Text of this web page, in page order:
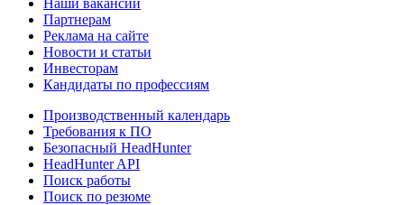
Партнерам
Реклама на сайте
Новости и статьи
Инвесторам
Кандидаты по профессиям
Производственный календарь
Требования к ПО
Безопасный HeadHunter
HeadHunter API
Поиск работы
Поиск по резюме